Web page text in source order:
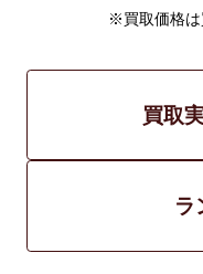
※買取価格は
買取
ラ